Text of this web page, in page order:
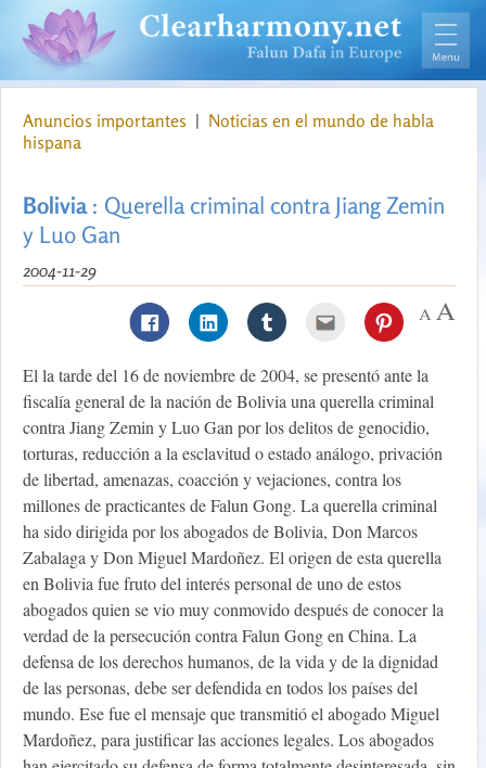
Anuncios importantes | Noticias en el mundo de habla
hispana
Bolivia: Querella criminal contra Jiang Zemin
y Luo Gan
2004-11-29
El la tarde del 16 de noviembre de 2004, se presentó ante la
fiscalía general de la nación de Bolivia una querella criminal
contra Jiang Zemin y Luo Gan por los delitos de genocidio,
torturas, reducción a la esclavitud o estado análogo, privación
de libertad, amenazas, coacción y vejaciones, contra los
millones de practicantes de Falun Gong. La querella criminal
ha sido dirigida por los abogados de Bolivia, Don Marcos
Zabalaga y Don Miguel Mardoñez. El origen de esta querella
en Bolivia fue fruto del interés personal de uno de estos
abogados quien se vio muy conmovido después de conocer la
verdad de la persecución contra Falun Gong en China. La
defensa de los derechos humanos, de la vida y de la dignidad
de las personas, debe ser defendida en todos los países del
mundo. Ese fue el mensaje que transmitió el abogado Miguel
Mardoñez, para justificar las acciones legales. Los abogados